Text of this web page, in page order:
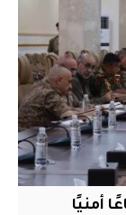
أمنيًا